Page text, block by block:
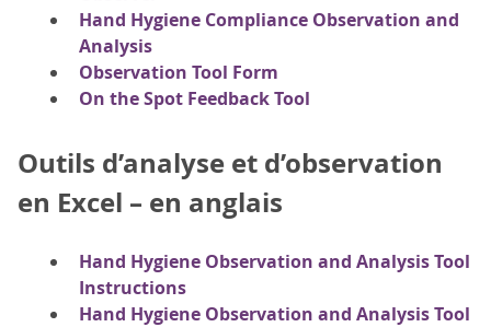
Hand Hygiene Compliance Observation and
Analysis
Observation Tool Form
On the Spot Feedback Tool
Outils d’analyse et d’observation
en Excel – en anglais
Hand Hygiene Observation and Analysis Tool
Instructions
Hand Hygiene Observation and Analysis Tool